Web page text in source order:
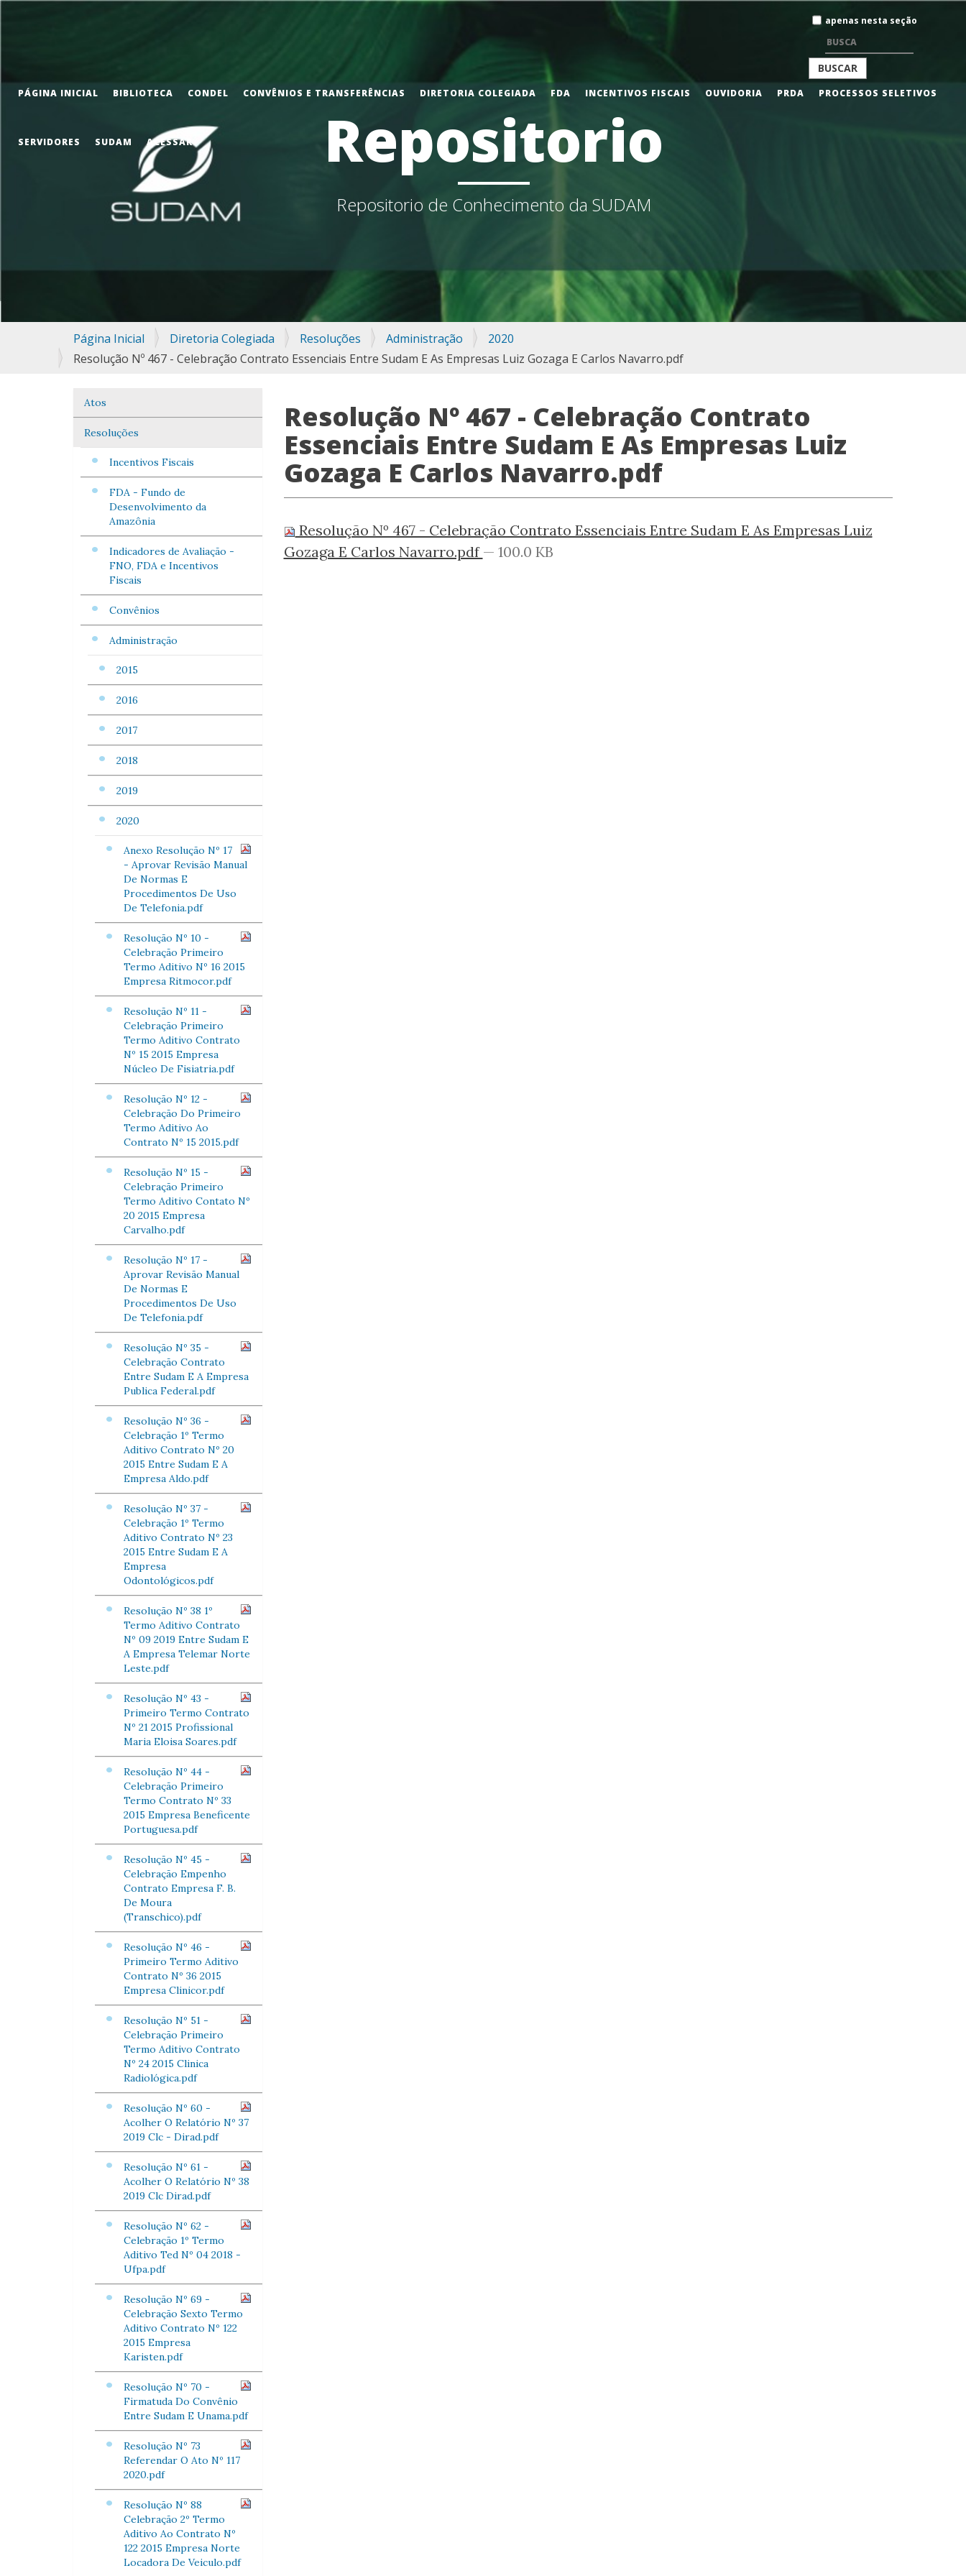
Repositorio
Repositorio de Conhecimento da SUDAM
Busca
apenas nesta seção
BUSCA
PÁGINA INICIAL BIBLIOTECA CONDEL CONVÊNIOS E TRANSFERÊNCIAS DIRETORIA COLEGIADA FDA INCENTIVOS FISCAIS OUVIDORIA PRDA PROCESSOS SELETIVOS
SERVIDORES SUDAM ACESSAR
Você
está
aqui:
Página Inicial Diretoria Colegiada Resoluções Administração
2020
Resolução Nº 467 - Celebração Contrato Essenciais Entre Sudam E As Empresas Luiz Gozaga E Carlos Navarro.pdf
Navegação
Atos
Resoluções
Incentivos Fiscais
FDA - Fundo de
Desenvolvimento da
Amazônia
Indicadores de Avaliação -
FNO, FDA e Incentivos
Fiscais
Convênios
Administração
2015
2016
2017
2018
2019
2020
Anexo Resolução Nº 17
- Aprovar Revisão Manual
De Normas E
Procedimentos De Uso
De Telefonia.pdf
Resolução Nº 10 -
Celebração Primeiro
Termo Aditivo Nº 16 2015
Empresa Ritmocor.pdf
Resolução Nº 11 -
Celebração Primeiro
Termo Aditivo Contrato
Nº 15 2015 Empresa
Núcleo De Fisiatria.pdf
Resolução Nº 12 -
Celebração Do Primeiro
Termo Aditivo Ao
Contrato Nº 15 2015.pdf
Resolução Nº 15 -
Celebração Primeiro
Termo Aditivo Contato Nº
20 2015 Empresa
Carvalho.pdf
Resolução Nº 17 -
Aprovar Revisão Manual
De Normas E
Procedimentos De Uso
De Telefonia.pdf
Resolução Nº 35 -
Celebração Contrato
Entre Sudam E A Empresa
Publica Federal.pdf
Resolução Nº 36 -
Celebração 1º Termo
Aditivo Contrato Nº 20
2015 Entre Sudam E A
Empresa Aldo.pdf
Resolução Nº 37 -
Celebração 1º Termo
Aditivo Contrato Nº 23
2015 Entre Sudam E A
Empresa
Odontológicos.pdf
Resolução Nº 38 1º
Termo Aditivo Contrato
Nº 09 2019 Entre Sudam E
A Empresa Telemar Norte
Leste.pdf
Resolução Nº 43 -
Primeiro Termo Contrato
Nº 21 2015 Profissional
Maria Eloisa Soares.pdf
Resolução Nº 44 -
Celebração Primeiro
Termo Contrato Nº 33
2015 Empresa Beneficente
Portuguesa.pdf
Resolução Nº 45 -
Celebração Empenho
Contrato Empresa F. B.
De Moura
(Transchico).pdf
Resolução Nº 46 -
Primeiro Termo Aditivo
Contrato Nº 36 2015
Empresa Clinicor.pdf
Resolução Nº 51 -
Celebração Primeiro
Termo Aditivo Contrato
Nº 24 2015 Clinica
Radiológica.pdf
Resolução Nº 60 -
Acolher O Relatório Nº 37
2019 Clc - Dirad.pdf
Resolução Nº 61 -
Acolher O Relatório Nº 38
2019 Clc Dirad.pdf
Resolução Nº 62 -
Celebração 1º Termo
Aditivo Ted Nº 04 2018 -
Ufpa.pdf
Resolução Nº 69 -
Celebração Sexto Termo
Aditivo Contrato Nº 122
2015 Empresa
Karisten.pdf
Resolução Nº 70 -
Firmatuda Do Convênio
Entre Sudam E Unama.pdf
Resolução Nº 73
Referendar O Ato Nº 117
2020.pdf
Resolução Nº 88
Celebração 2º Termo
Aditivo Ao Contrato Nº
122 2015 Empresa Norte
Locadora De Veiculo.pdf
Resolução Nº 467 - Celebração Contrato
Essenciais Entre Sudam E As Empresas Luiz
Gozaga E Carlos Navarro.pdf
Resolução Nº 467 - Celebração Contrato Essenciais Entre Sudam E As Empresas Luiz
Gozaga E Carlos Navarro.pdf — 100.0 KB